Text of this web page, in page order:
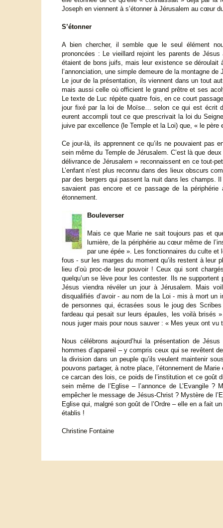
Joseph en viennent à s’étonner à Jérusalem au cœur
S’étonner
A bien chercher, il semble que le seul élément
prononcées : Le vieillard rejoint les parents de
étaient de bons juifs, mais leur existence se
l’annonciation, une simple demeure de la montagne
Le jour de la présentation, ils viennent dans un tout
mais aussi celle où officient le grand prêtre et ses
Le texte de Luc répète quatre fois, en ce court
jour fixé par la loi de Moïse… selon ce qui est écrit
eurent accompli tout ce que prescrivait la loi du
juive par excellence (le Temple et la Loi) que, « le père
Ce jour-là, ils apprennent ce qu’ils ne pouvaient pas
sein même du Temple de Jérusalem. C’est là que
délivrance de Jérusalem » reconnaissent en ce tout-
L’enfant n’est plus reconnu dans des lieux obscurs
par des bergers qui passent la nuit dans les champs.
savaient pas encore et ce passage de la périphérie
étonnement.
Bouleverser
Mais ce que Marie ne sait toujours pas et
lumière, de la périphérie au cœur même de
par une épée ». Les fonctionnaires du culte
fous - sur les marges du moment qu’ils restent à leur
lieu d’où proc-de leur pouvoir ! Ceux qui sont
quelqu’un se lève pour les contester. Ils ne
Jésus viendra révéler un jour à Jérusalem. Mais
disqualifiés d’avoir - au nom de la Loi - mis à mort un
de personnes qui, écrasées sous le joug des
fardeau qui pesait sur leurs épaules, les voilà
nous juger mais pour nous sauver : « Mes yeux ont
Nous célébrons aujourd’hui la présentation de
hommes d’appareil – y compris ceux qui se revêtent
la division dans un peuple qu’ils veulent maintenir
pouvons partager, à notre place, l’étonnement de
ce carcan des lois, ce poids de l’institution et ce goût
sein même de l’Eglise – l’annonce de L’Evangile
empêcher le message de Jésus-Christ ? Mystère de
Eglise qui, malgré son goût de l’Ordre – elle en a fait
établis !
Christine Fontaine